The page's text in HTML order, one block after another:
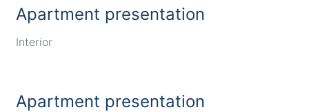
Apartment presentation
Interior
Apartment presentation